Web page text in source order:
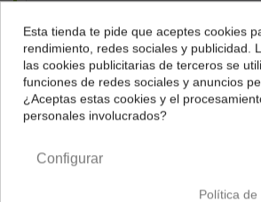
*Importe a financiar397,98 €/Importe total
TIN0,00 % / TAE7,78 %/ Ver más
¿Dónde deseas recibir
Selecciona tu ubicación para
impuestos correctos para tu
Esta tienda te pide que aceptes cookies
rendimiento, redes sociales y publicidad.
las cookies publicitarias de terceros se
funciones de redes sociales y anuncios
¿Aceptas estas cookies y el
personales involucrados?
Configurar
Política